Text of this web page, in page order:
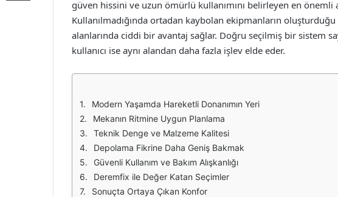
güven hissini ve uzun ömürlü kullanımını belirleyen en önemli
Kullanılmadığında ortadan kaybolan ekipmanların
alanlarında ciddi bir avantaj sağlar. Doğru seçilmiş bir sistem
kullanıcı ise aynı alandan daha fazla işlev elde eder.
Modern Yaşamda Hareketli Donanımın Yeri
Mekanın Ritmine Uygun Planlama
Teknik Denge ve Malzeme Kalitesi
Depolama Fikrine Daha Geniş Bakmak
Güvenli Kullanım ve Bakım Alışkanlığı
Deremfix ile Değer Katan Seçimler
Sonuçta Ortaya Çıkan Konfor